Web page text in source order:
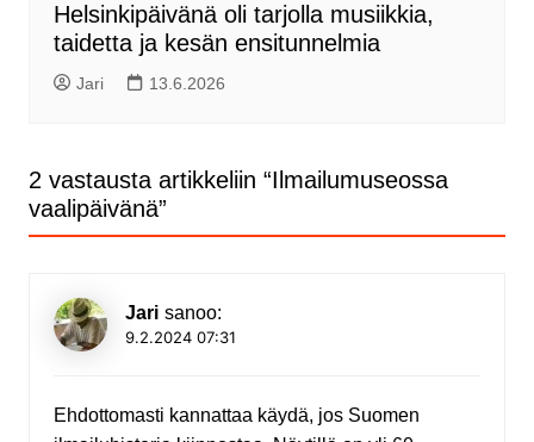
Helsinkipäivänä oli tarjolla musiikkia,
taidetta ja kesän ensitunnelmia
Jari 13.6.2026
2 vastausta artikkeliin “Ilmailumuseossa
vaalipäivänä”
Jari sanoo:
9.2.2024 07:31
Ehdottomasti kannattaa käydä, jos Suomen